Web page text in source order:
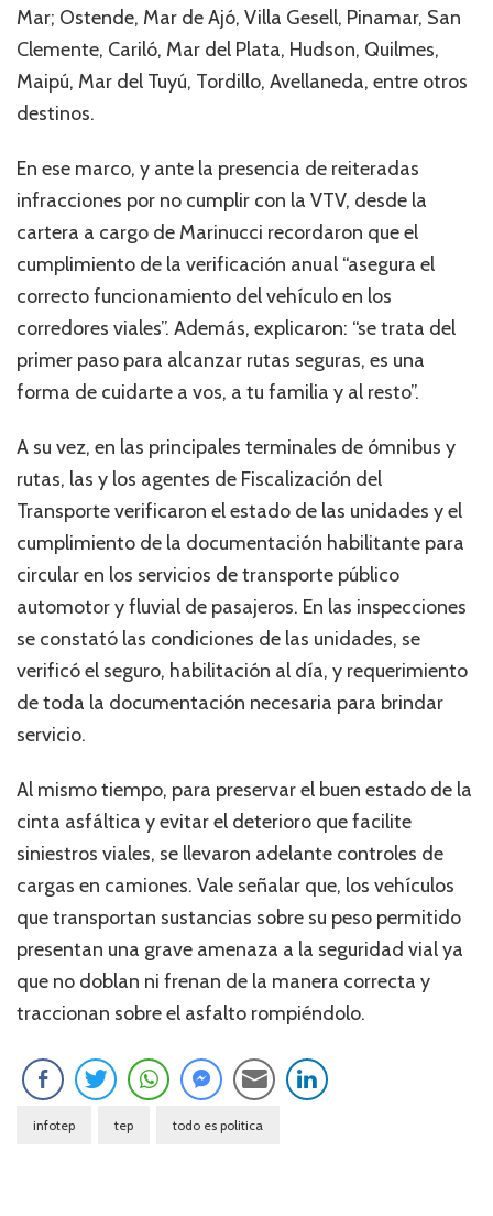
Mar; Ostende, Mar de Ajó, Villa Gesell, Pinamar, San
Clemente, Cariló, Mar del Plata, Hudson, Quilmes,
Maipú, Mar del Tuyú, Tordillo, Avellaneda, entre otros
destinos.
En ese marco, y ante la presencia de reiteradas
infracciones por no cumplir con la VTV, desde la
cartera a cargo de Marinucci recordaron que el
cumplimiento de la verificación anual “asegura el
correcto funcionamiento del vehículo en los
corredores viales”. Además, explicaron: “se trata del
primer paso para alcanzar rutas seguras, es una
forma de cuidarte a vos, a tu familia y al resto”.
A su vez, en las principales terminales de ómnibus y
rutas, las y los agentes de Fiscalización del
Transporte verificaron el estado de las unidades y el
cumplimiento de la documentación habilitante para
circular en los servicios de transporte público
automotor y fluvial de pasajeros. En las inspecciones
se constató las condiciones de las unidades, se
verificó el seguro, habilitación al día, y requerimiento
de toda la documentación necesaria para brindar
servicio.
Al mismo tiempo, para preservar el buen estado de la
cinta asfáltica y evitar el deterioro que facilite
siniestros viales, se llevaron adelante controles de
cargas en camiones. Vale señalar que, los vehículos
que transportan sustancias sobre su peso permitido
presentan una grave amenaza a la seguridad vial ya
que no doblan ni frenan de la manera correcta y
traccionan sobre el asfalto rompiéndolo.
infotep tep todo es politica